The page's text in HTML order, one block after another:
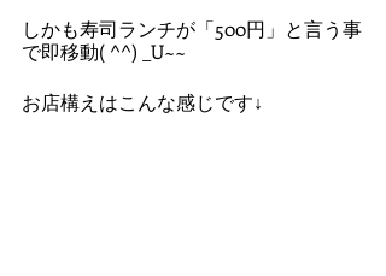
しかも寿司ランチが「500円」と言う事
で即移動( ^^) _U~~
お店構えはこんな感じです↓